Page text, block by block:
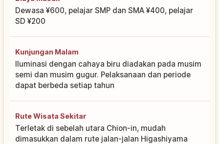
Dewasa ¥600, pelajar SMP dan SMA ¥400, pelajar
SD ¥200
Kunjungan Malam
Iluminasi dengan cahaya biru diadakan pada musim
semi dan musim gugur. Pelaksanaan dan periode
dapat berbeda setiap tahun
Rute Wisata Sekitar
Terletak di sebelah utara Chion-in, mudah
dimasukkan dalam rute jalan-jalan Higashiyama